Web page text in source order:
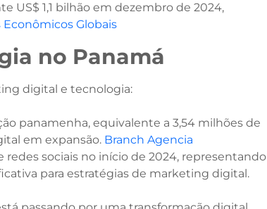
US$ 1,1 bilhão em dezembro de 2024,
Econômicos Globais
no Panamá
digital e tecnologia:​
panamenha, equivalente a 3,54 milhões de
em expansão. Branch Agencia
redes sociais no início de 2024, representando
para estratégias de marketing digital.